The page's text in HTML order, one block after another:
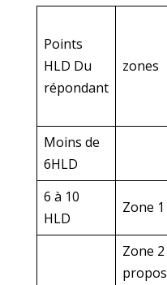
Points
HLD Du
répondant
zones
Moins de
6HLD
6 à 10
HLD
Zone 1
Zone 2